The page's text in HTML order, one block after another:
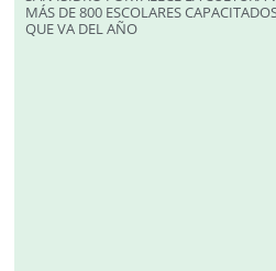
MÁS DE 800 ESCOLARES
QUE VA DEL AÑO